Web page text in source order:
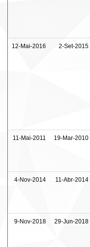
12-Mai-2016 2-Set-2015
11-Mai-2011 19-Mar-2010
4-Nov-2014 11-Abr-2014
9-Nov-2018 29-Jun-2018